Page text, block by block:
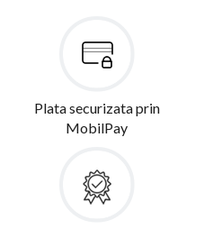
Plata securizata prin
MobilPay